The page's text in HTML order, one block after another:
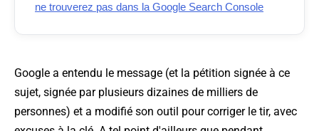
ne trouverez pas dans la Google Search Console
Google a entendu le message (et la pétition signée à ce
sujet, signée par plusieurs dizaines de milliers de
personnes) et a modifié son outil pour corriger le tir, avec